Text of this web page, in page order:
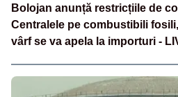
Bolojan anunță restricțiile de
Centralele pe combustibili
vârf se va apela la importuri -